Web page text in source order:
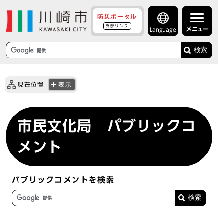
防災ポータル
外部リンク
Language メニュー
検索
現在位置 表示
市民文化局 パブリックコ
メント
パブリックコメントを検索